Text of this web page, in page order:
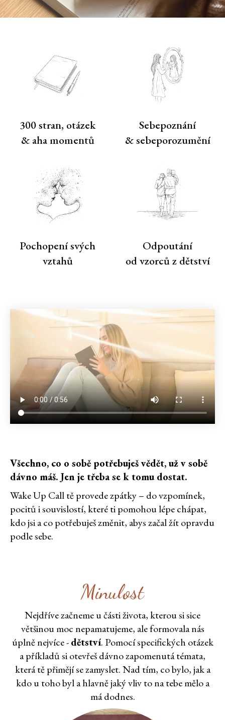
300 stran, otázek
& aha momentů
Sebepoznání
& sebeporozumění
Pochopení svých
vztahů
Odpoutání
od vzorců z dětství
Všechno, co o sobě potřebuješ vědět, už v sobě
dávno máš. Jen je třeba se k tomu dostat.
Wake Up Call tě provede zpátky – do vzpomínek,
pocitů i souvislostí, které ti pomohou lépe chápat,
kdo jsi a co potřebuješ změnit, abys začal žít opravdu
podle sebe.
Minulost
Nejdříve začneme u části života, kterou si sice
většinou moc nepamatujeme, ale formovala nás
úplně nejvíce -dětství. Pomocí specifických otázek
a příkladů si otevřeš dávno zapomenutá témata,
která tě přimějí se zamyslet. Nad tím, co bylo, jak a
kdo u toho byl a hlavně jaký vliv to na tebe mělo a
má dodnes.